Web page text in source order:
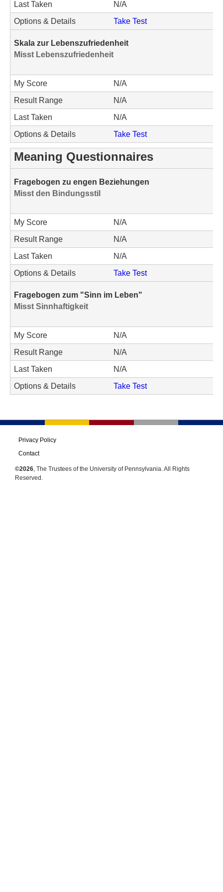
Last Taken
N/A
Options & Details
Take Test
Skala zur Lebenszufriedenheit
Misst Lebenszufriedenheit
My Score
N/A
Result Range
N/A
Last Taken
N/A
Options & Details
Take Test
Meaning Questionnaires
Fragebogen zu engen Beziehungen
Misst den Bindungsstil
My Score
N/A
Result Range
N/A
Last Taken
N/A
Options & Details
Take Test
Fragebogen zum "Sinn im Leben"
Misst Sinnhaftigkeit
My Score
N/A
Result Range
N/A
Last Taken
N/A
Options & Details
Take Test
Privacy Policy
Contact
©2026 , The Trustees of the University of Pennsylvania. All Rights
Reserved.